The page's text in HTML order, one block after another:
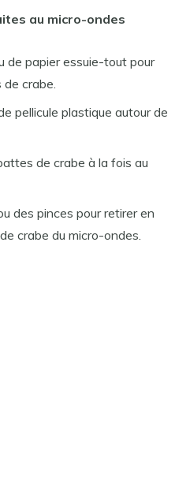
au micro-ondes
de papier essuie-tout pour
crabe.
pellicule plastique autour de
de crabe à la fois au
des pinces pour retirer en
crabe du micro-ondes.